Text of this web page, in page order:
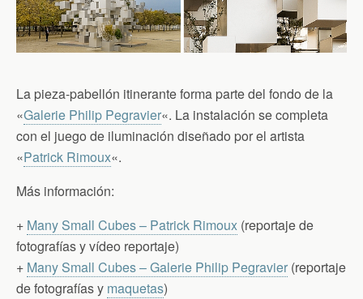
La pieza-pabellón itinerante forma parte del fondo de la
«Galerie Philip Pegravier«. La instalación se completa
con el juego de iluminación diseñado por el artista
«Patrick Rimoux«.
Más información:
+ Many Small Cubes – Patrick Rimoux (reportaje de
fotografías y vídeo reportaje)
+ Many Small Cubes – Galerie Philip Pegravier (reportaje
de fotografías y maquetas)